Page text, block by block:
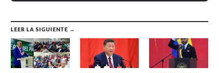
LEER LA SIGUIENTE →